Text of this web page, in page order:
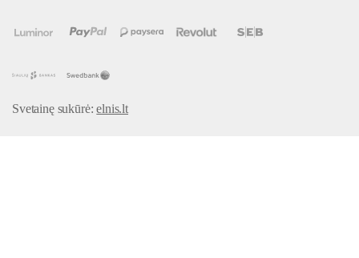
Svetainę sukūrė:elnis.lt